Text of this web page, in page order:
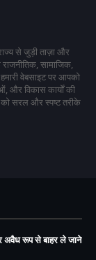
से जुड़ी ताज़ा और
सामाजिक,
वेबसाइट पर आपको
और विकास कार्यों की
सरल और स्पष्ट तरीके
अवैध रूप से बाहर ले जाने